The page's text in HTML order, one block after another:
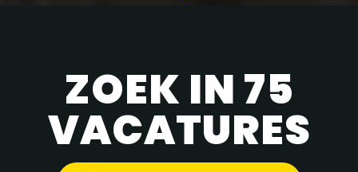
ZOEK IN 75
VACATURES